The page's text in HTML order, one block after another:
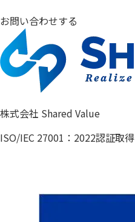
お問い合わせする
株式会社 Shared Value
ISO/IEC 27001：2022認証取得